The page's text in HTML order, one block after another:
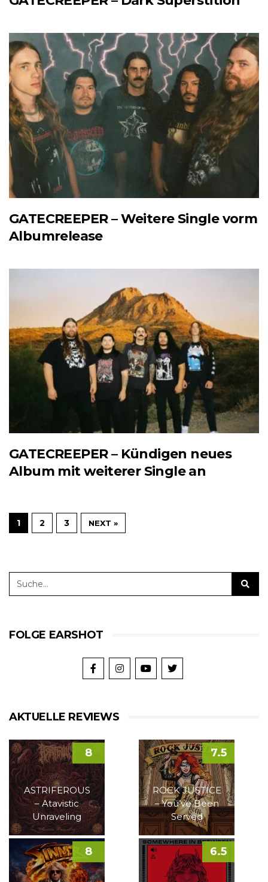
GATECREEPER – Weitere Single vorm
Albumrelease
GATECREEPER – Kündigen neues
Album mit weiterer Single an
1 2 3 NEXT »
FOLGE EARSHOT
AKTUELLE REVIEWS
ASTRIFEROUS
– Atavistic
Unraveling
8
ROCK JUSTICE
– You’ve Been
Served
7.5
8 6.5